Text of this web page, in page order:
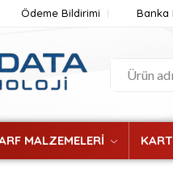
Ödeme Bildirimi Banka
MALZEMELERİ